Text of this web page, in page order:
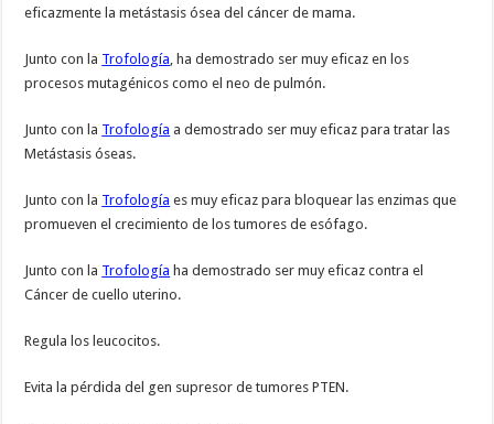
eficazmente la metástasis ósea del cáncer de mama.
Junto con la Trofología, ha demostrado ser muy eficaz en los
procesos mutagénicos como el neo de pulmón.
Junto con la Trofología a demostrado ser muy eficaz para tratar las
Metástasis óseas.
Junto con la Trofología es muy eficaz para bloquear las enzimas que
promueven el crecimiento de los tumores de esófago.
Junto con la Trofología ha demostrado ser muy eficaz contra el
Cáncer de cuello uterino.
Regula los leucocitos.
Evita la pérdida del gen supresor de tumores PTEN.